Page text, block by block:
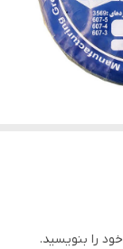
را بنویسید.